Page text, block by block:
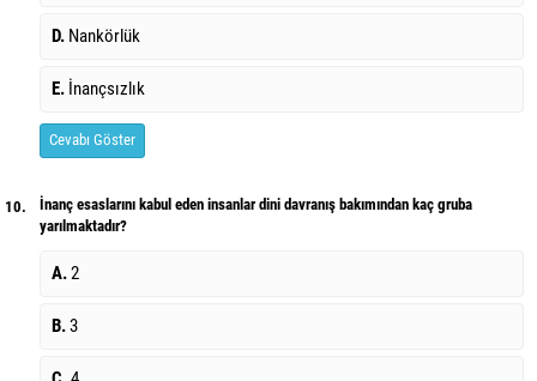
D. Nankörlük
E. İnançsızlık
Cevabı Göster
10.
İnanç esaslarını kabul eden insanlar dini davranış bakımından kaç gruba
yarılmaktadır?
A.2
B.3